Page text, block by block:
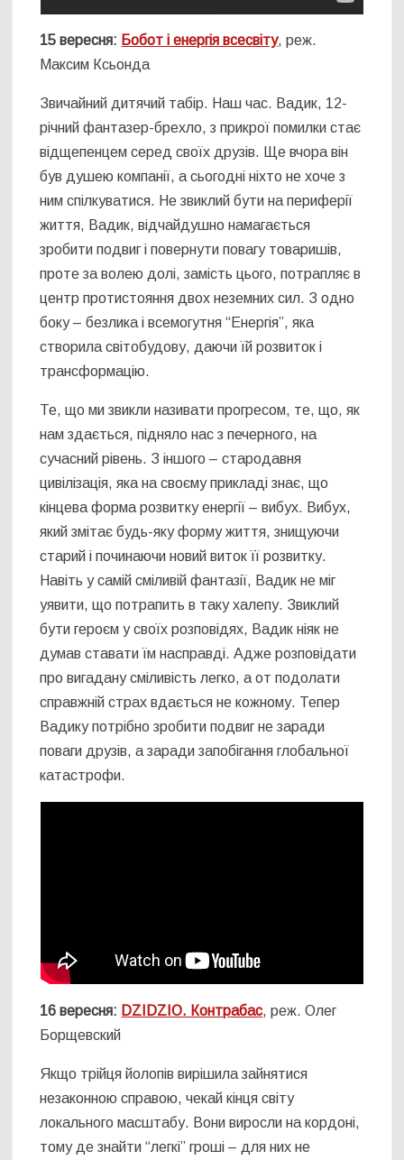
15 вересня: Бобот і енергія всесвіту, реж.
Максим Ксьонда
Звичайний дитячий табір. Наш час. Вадик, 12-
річний фантазер-брехло, з прикрої помилки стає
відщепенцем серед своїх друзів. Ще вчора він
був душею компанії, а сьогодні ніхто не хоче з
ним спілкуватися. Не звиклий бути на периферії
життя, Вадик, відчайдушно намагається
зробити подвиг і повернути повагу товаришів,
проте за волею долі, замість цього, потрапляє в
центр протистояння двох неземних сил. З одно
боку – безлика і всемогутня “Енергія”, яка
створила світобудову, даючи їй розвиток і
трансформацію.
Те, що ми звикли називати прогресом, те, що, як
нам здається, підняло нас з печерного, на
сучасний рівень. З іншого – стародавня
цивілізація, яка на своєму прикладі знає, що
кінцева форма розвитку енергії – вибух. Вибух,
який змітає будь-яку форму життя, знищуючи
старий і починаючи новий виток її розвитку.
Навіть у самій сміливій фантазії, Вадик не міг
уявити, що потрапить в таку халепу. Звиклий
бути героєм у своїх розповідях, Вадик ніяк не
думав ставати їм насправді. Адже розповідати
про вигадану сміливість легко, а от подолати
справжній страх вдається не кожному. Тепер
Вадику потрібно зробити подвиг не заради
поваги друзів, а заради запобігання глобальної
катастрофи.
16 вересня: DZIDZIO. Контрабас, реж. Олег
Борщевский
Якщо трійця йолопів вирішила зайнятися
незаконною справою, чекай кінця світу
локального масштабу. Вони виросли на кордоні,
тому де знайти “легкi” грошi – для них не